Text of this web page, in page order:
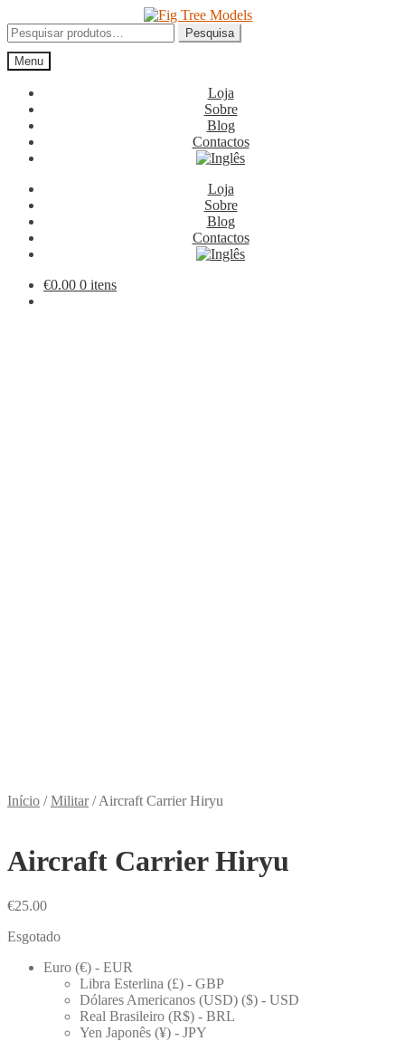
para
a
navegação
para
o
conteúdo
Pesquisar
por:
Pesquisa
Menu
Loja
Sobre
Blog
Contactos
Loja
Sobre
Blog
Contactos
€0.00 0 itens
Início /Militar/Aircraft Carrier Hiryu
Aircraft Carrier Hiryu
€25.00
Esgotado
Euro (€) - EUR
Libra Esterlina (£) - GBP
Dólares Americanos (USD) ($) - USD
Real Brasileiro (R$) - BRL
Yen Japonês (¥) - JPY